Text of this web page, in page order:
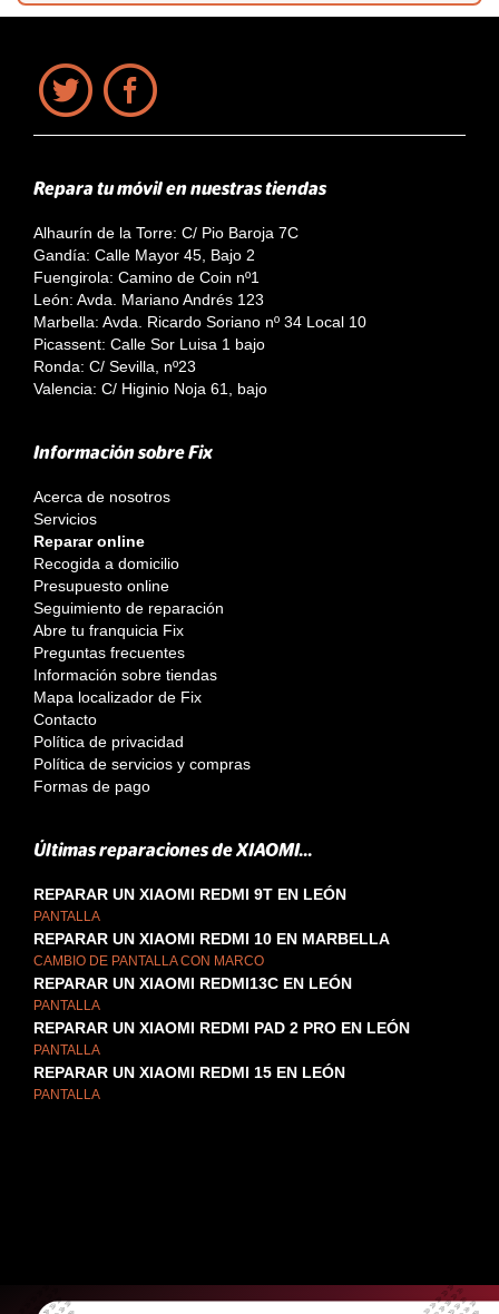
Repara tu móvil en nuestras tiendas
Alhaurín de la Torre: C/ Pio Baroja 7C
Gandía: Calle Mayor 45, Bajo 2
Fuengirola: Camino de Coin nº1
León: Avda. Mariano Andrés 123
Marbella: Avda. Ricardo Soriano nº 34 Local 10
Picassent: Calle Sor Luisa 1 bajo
Ronda: C/ Sevilla, nº23
Valencia: C/ Higinio Noja 61, bajo
Información sobre Fix
Acerca de nosotros
Servicios
Reparar online
Recogida a domicilio
Presupuesto online
Seguimiento de reparación
Abre tu franquicia Fix
Preguntas frecuentes
Información sobre tiendas
Mapa localizador de Fix
Contacto
Política de privacidad
Política de servicios y compras
Formas de pago
Últimas reparaciones de XIAOMI...
REPARAR UN XIAOMI REDMI 9T EN LEÓN
PANTALLA
REPARAR UN XIAOMI REDMI 10 EN MARBELLA
CAMBIO DE PANTALLA CON MARCO
REPARAR UN XIAOMI REDMI13C EN LEÓN
PANTALLA
REPARAR UN XIAOMI REDMI PAD 2 PRO EN LEÓN
PANTALLA
REPARAR UN XIAOMI REDMI 15 EN LEÓN
PANTALLA